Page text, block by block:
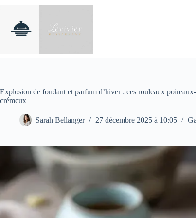
contenu
Explosion de fondant et parfum d’hiver : ces rouleaux
crémeux
Sarah Bellanger 27 décembre 2025 à 10:05